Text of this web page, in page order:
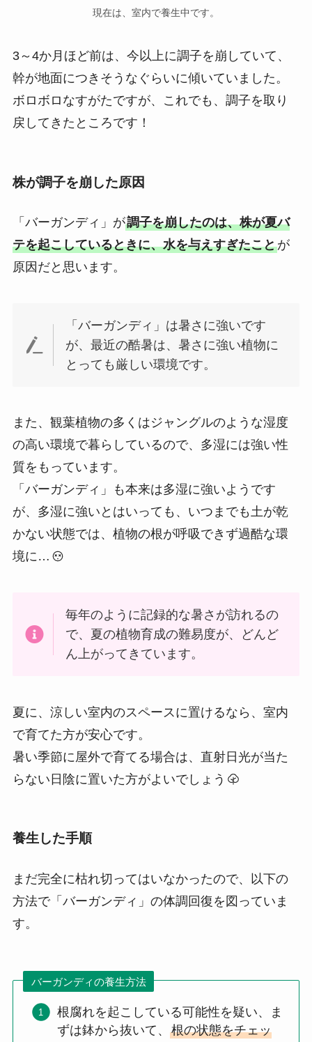
現在は、室内で養生中です。
3～4か月ほど前は、今以上に調子を崩していて、
幹が地面につきそうなぐらいに傾いていました。
ボロボロなすがたですが、これでも、調子を取り
戻してきたところです！
株が調子を崩した原因
「バーガンディ」が調子を崩したのは、株が夏バ
テを起こしているときに、水を与えすぎたことが
原因だと思います。
「バーガンディ」は暑さに強いです
が、最近の酷暑は、暑さに強い植物に
とっても厳しい環境です。
また、観葉植物の多くはジャングルのような湿度
の高い環境で暮らしているので、多湿には強い性
質をもっています。
「バーガンディ」も本来は多湿に強いようです
が、多湿に強いとはいっても、いつまでも土が乾
かない状態では、植物の根が呼吸できず過酷な環
境に…
毎年のように記録的な暑さが訪れるの
で、夏の植物育成の難易度が、どんど
ん上がってきています。
夏に、涼しい室内のスペースに置けるなら、室内
で育てた方が安心です。
暑い季節に屋外で育てる場合は、直射日光が当た
らない日陰に置いた方がよいでしょう
養生した手順
まだ完全に枯れ切ってはいなかったので、以下の
方法で「バーガンディ」の体調回復を図っていま
す。
バーガンディの養生方法
根腐れを起こしている可能性を疑い、ま
ずは鉢から抜いて、 根の状態をチェッ